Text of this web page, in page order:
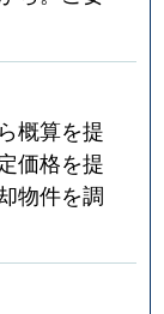
概算を提
価格を提
物件を調